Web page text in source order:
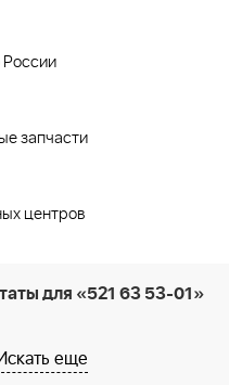
запчасти
центров
для «521 63 53-01»
еще